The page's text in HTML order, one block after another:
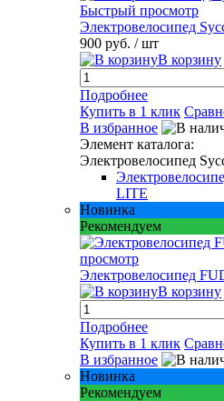
Быстрый просмотр
Электровелосипед
900 руб. / шт
В корзину
Подробнее
Купить в 1 клик
В избранное
Элемент каталога:
Электровелосипед
LITE
Новинка
Рекомендуем
просмотр
Электровелосипед
В корзину
Подробнее
Купить в 1 клик
В избранное
Новинка
Рекомендуем